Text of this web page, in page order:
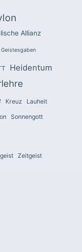
Allianz
Geistesgaben
Heidentum
Kreuz Lauheit
Sonnengott
Zeitgeist